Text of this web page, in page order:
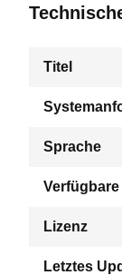
Titel
Sprache
Lizenz
Letztes